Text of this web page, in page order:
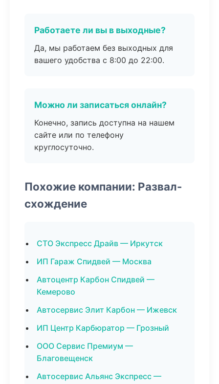
Работаете ли вы в выходные?
Да, мы работаем без выходных для
вашего удобства с 8:00 до 22:00.
Можно ли записаться онлайн?
Конечно, запись доступна на нашем
сайте или по телефону
круглосуточно.
Похожие компании: Развал-
схождение
СТО Экспресс Драйв — Иркутск
ИП Гараж Спидвей — Москва
Автоцентр Карбон Спидвей —
Кемерово
Автосервис Элит Карбон — Ижевск
ИП Центр Карбюратор — Грозный
ООО Сервис Премиум —
Благовещенск
Автосервис Альянс Экспресс —